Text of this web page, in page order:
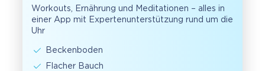
Workouts, Ernährung und Meditationen – alles in
einer App mit Expertenunterstützung rund um die
Uhr
Beckenboden
Flacher Bauch